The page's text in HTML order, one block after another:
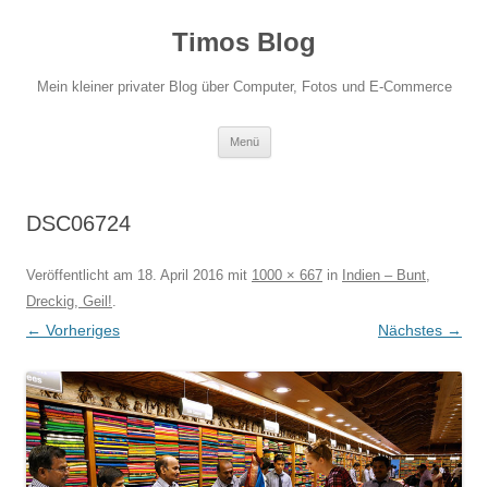
Timos Blog
Mein kleiner privater Blog über Computer, Fotos und E-Commerce
Menü
DSC06724
Veröffentlicht am 18. April 2016 mit 1000 × 667 in Indien – Bunt,
Dreckig, Geil!.
← Vorheriges Nächstes →